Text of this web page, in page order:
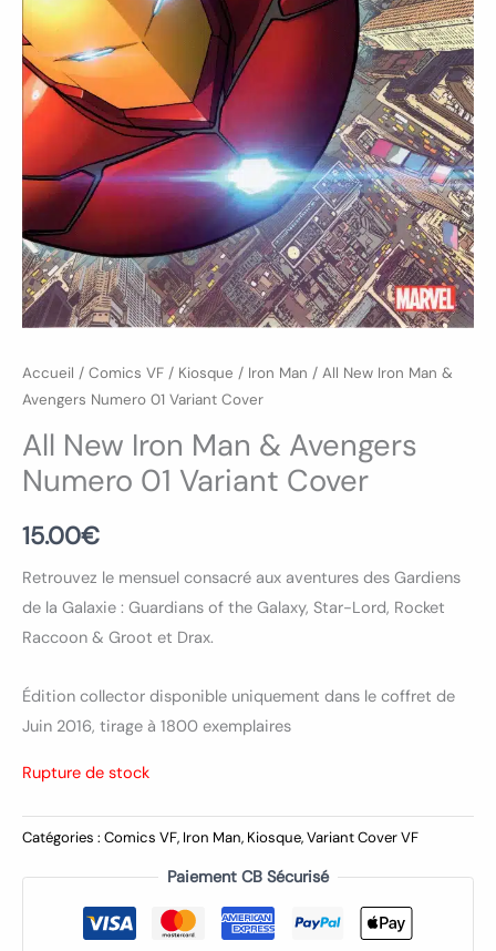
Accueil / Comics VF / Kiosque / Iron Man / All New Iron Man &
Avengers Numero 01 Variant Cover
All New Iron Man & Avengers
Numero 01 Variant Cover
15.00€
Retrouvez le mensuel consacré aux aventures des Gardiens
de la Galaxie : Guardians of the Galaxy, Star-Lord, Rocket
Raccoon & Groot et Drax.
Édition collector disponible uniquement dans le coffret de
Juin 2016, tirage à 1800 exemplaires
Rupture de stock
Catégories : Comics VF, Iron Man, Kiosque,Variant Cover VF
Paiement CB Sécurisé